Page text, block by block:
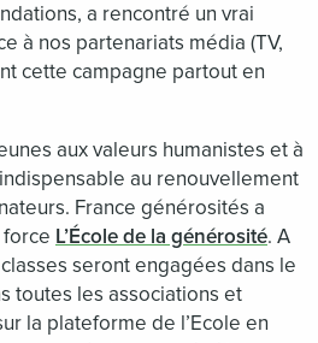
a rencontré un vrai
à nos partenariats média (TV,
cette campagne partout en
aux valeurs humanistes et à
au renouvellement
France générosités a
L’École de la générosité. A
seront engagées dans le
toutes les associations et
la plateforme de l’Ecole en